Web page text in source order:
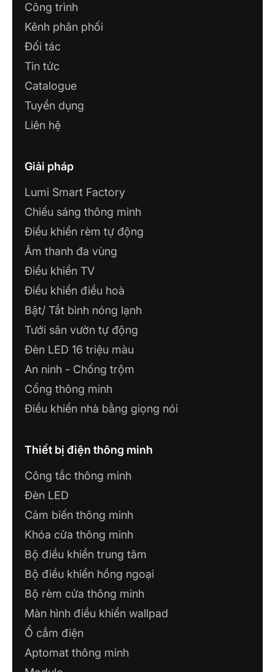
Công trình
Kênh phân phối
Đối tác
Tin tức
Catalogue
Tuyển dụng
Liên hệ
Giải pháp
Lumi Smart Factory
Chiếu sáng thông minh
Điều khiển rèm tự động
Âm thanh đa vùng
Điều khiển TV
Điều khiển điều hoà
Bật/ Tắt bình nóng lạnh
Tưới sân vườn tự động
Đèn LED 16 triệu màu
An ninh - Chống trộm
Cổng thông minh
Điều khiển nhà bằng giọng nói
Thiết bị điện thông minh
Công tắc thông minh
Đèn LED
Cảm biến thông minh
Khóa cửa thông minh
Bộ điều khiển trung tâm
Bộ điều khiển hồng ngoại
Bộ rèm cửa thông minh
Màn hình điều khiển wallpad
Ổ cắm điện
Aptomat thông minh